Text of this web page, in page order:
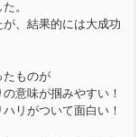
。
、結果的には大成功
たものが
意味が掴みやすい！
リがついて面白い！